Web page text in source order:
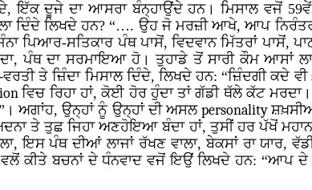
ਇੱਕ ਦੂਜੇ ਦਾ ਆਸਰਾ ਬੰਨ੍ਹਾਉਂਦੇ ਹਨ। ਮਿਸਾਲ ਵਜੋਂ
ਦਿੰਦੇ ਲਿਖਦੇ ਹਨ? “…. ਉਹ ਜੋ ਮਰਜ਼ੀ ਆਖੇ, ਆਪ
ਪਿਆਰ-ਸਤਿਕਾਰ ਪੰਥ ਪਾਸੋਂ, ਵਿਦਵਾਨ ਮਿੱਤਰਾਂ ਪਾਸੋਂ,
ਪੰਥ ਦਾ ਸਰਮਾਇਆ ਹੋ। ਤੁਹਾਡੇ ਤੋਂ ਸਾਰੀ ਕੌਮ ਆਸਾਂ
ਤੇ ਜ਼ਿੰਦਾ ਮਿਸਾਲ ਦਿੰਦੇ, ਲਿਖਦੇ ਹਨ: “ਜ਼ਿੰਦਗੀ ਕਦੇ ਵੀ
ਵਿਚ ਰਿਹਾ ਹਾਂ, ਕੋਈ ਹੋਰ ਹੁੰਦਾ ਤਾਂ ਗੱਡੀ ਥੱਲੇ ਕੱਟ
ਅਗਾਂਹ, ਉਨ੍ਹਾਂ ਨੂੰ ਉਨ੍ਹਾਂ ਦੀ ਅਸਲ personality
ਤੇ ਤੁਛ ਜਿਹਾ ਅਣਹੋਇਆ ਬੰਦਾ ਹਾਂ, ਤੁਸੀਂ ਹਰ ਪੱਖੋਂ
ਇਸ ਪੰਥ ਦੀਆਂ ਲਾਜਾਂ ਰੱਖਣ ਵਾਲਾ, ਬੇਕਸਾਂ ਰਾ ਯਾਰ,
ਕੀਤੇ ਬਚਨਾਂ ਦੇ ਧੰਨਵਾਦ ਵਜੋਂ ਇਉਂ ਲਿਖਦੇ ਹਨ: “ਆਪ